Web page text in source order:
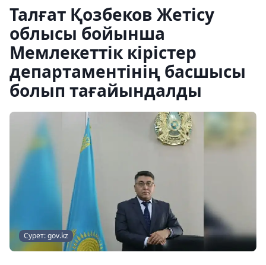
Талғат Қозбеков Жетісу
облысы бойынша
Мемлекеттік кірістер
департаментінің басшысы
болып тағайындалды
Сурет: gov.kz